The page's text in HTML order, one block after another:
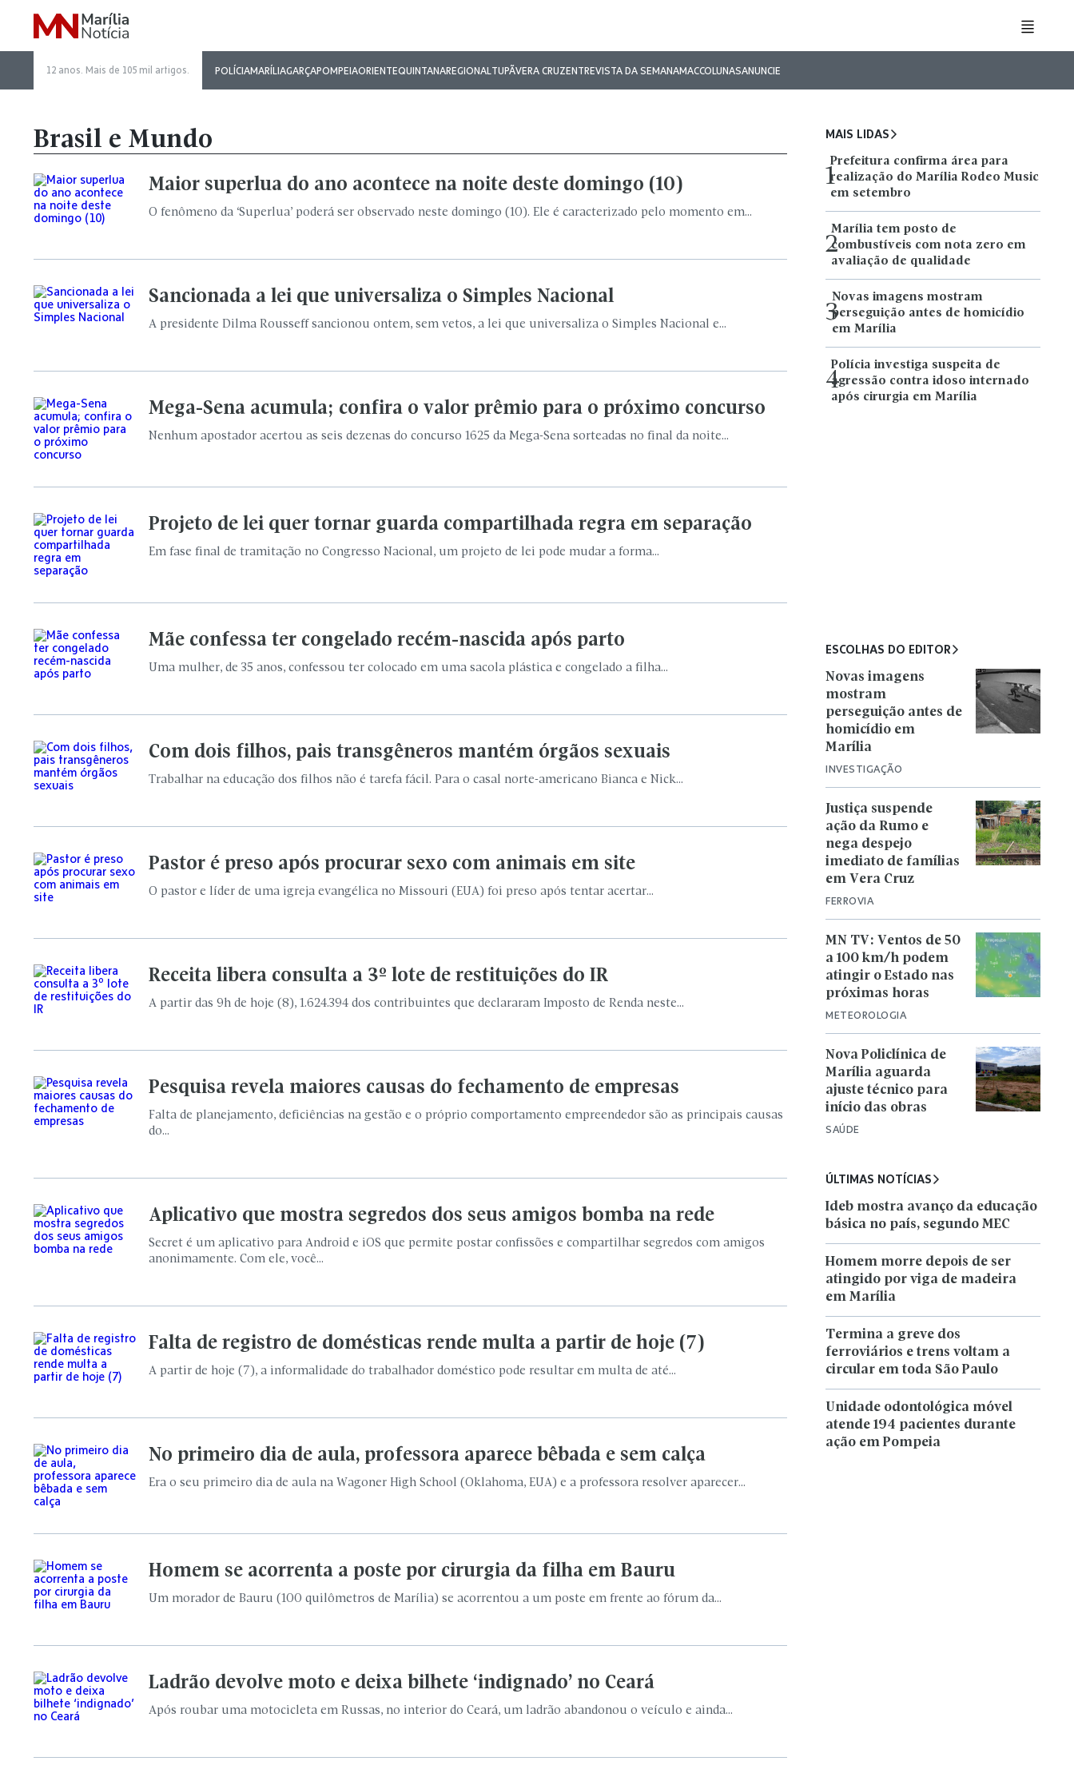
12 anos. Mais de 105 mil artigos. POLÍCIAMARÍLIAGARÇAPOMPEIAORIENTEQUINTANAREGIONALTUPÃVERA CRUZENTREVISTA DA SEMANAMACCOLUNASANUNCIE
Brasil e Mundo
Maior superlua do ano acontece na noite deste domingo (10)
O fenômeno da ‘Superlua’ poderá ser observado neste domingo (10). Ele é caracterizado pelo momento em...
Sancionada a lei que universaliza o Simples Nacional
A presidente Dilma Rousseff sancionou ontem, sem vetos, a lei que universaliza o Simples Nacional e...
Mega-Sena acumula; confira o valor prêmio para o próximo concurso
Nenhum apostador acertou as seis dezenas do concurso 1625 da Mega-Sena sorteadas no final da noite...
Projeto de lei quer tornar guarda compartilhada regra em separação
Em fase final de tramitação no Congresso Nacional, um projeto de lei pode mudar a forma...
Mãe confessa ter congelado recém-nascida após parto
Uma mulher, de 35 anos, confessou ter colocado em uma sacola plástica e congelado a filha...
Com dois filhos, pais transgêneros mantém órgãos sexuais
Trabalhar na educação dos filhos não é tarefa fácil. Para o casal norte-americano Bianca e Nick...
Pastor é preso após procurar sexo com animais em site
O pastor e líder de uma igreja evangélica no Missouri (EUA) foi preso após tentar acertar...
Receita libera consulta a 3º lote de restituições do IR
A partir das 9h de hoje (8), 1.624.394 dos contribuintes que declararam Imposto de Renda neste...
Pesquisa revela maiores causas do fechamento de empresas
Falta de planejamento, deficiências na gestão e o próprio comportamento empreendedor são as principais causas
do...
Aplicativo que mostra segredos dos seus amigos bomba na rede
Secret é um aplicativo para Android e iOS que permite postar confissões e compartilhar segredos com amigos
anonimamente. Com ele, você...
Falta de registro de domésticas rende multa a partir de hoje (7)
A partir de hoje (7), a informalidade do trabalhador doméstico pode resultar em multa de até...
No primeiro dia de aula, professora aparece bêbada e sem calça
Era o seu primeiro dia de aula na Wagoner High School (Oklahoma, EUA) e a professora resolver aparecer...
Homem se acorrenta a poste por cirurgia da filha em Bauru
Um morador de Bauru (100 quilômetros de Marília) se acorrentou a um poste em frente ao fórum da...
Ladrão devolve moto e deixa bilhete ‘indignado’ no Ceará
Após roubar uma motocicleta em Russas, no interior do Ceará, um ladrão abandonou o veículo e ainda...
MAIS LIDAS
1
Prefeitura confirma área para
realização do Marília Rodeo Music
em setembro
2
Marília tem posto de
combustíveis com nota zero em
avaliação de qualidade
3
Novas imagens mostram
perseguição antes de homicídio
em Marília
4
Polícia investiga suspeita de
agressão contra idoso internado
após cirurgia em Marília
ESCOLHAS DO EDITOR
INVESTIGAÇÃO
Novas imagens
mostram
perseguição antes de
homicídio em
Marília
FERROVIA
Justiça suspende
ação da Rumo e
nega despejo
imediato de famílias
em Vera Cruz
METEOROLOGIA
MN TV: Ventos de 50
a 100 km/h podem
atingir o Estado nas
próximas horas
SAÚDE
Nova Policlínica de
Marília aguarda
ajuste técnico para
início das obras
ÚLTIMAS NOTÍCIAS
Ideb mostra avanço da educação
básica no país, segundo MEC
Homem morre depois de ser
atingido por viga de madeira
em Marília
Termina a greve dos
ferroviários e trens voltam a
circular em toda São Paulo
Unidade odontológica móvel
atende 194 pacientes durante
ação em Pompeia